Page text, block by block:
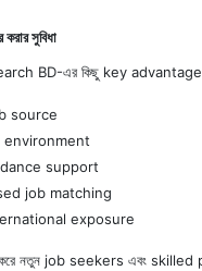
সুবিধা
BD-এর কিছু key
source
environment
support
job matching
exposure
নতুন job seekers এবং